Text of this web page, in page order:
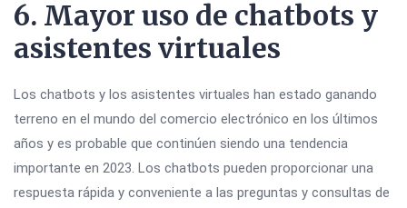
6. Mayor uso de chatbots y
asistentes virtuales
Los chatbots y los asistentes virtuales han estado ganando
terreno en el mundo del comercio electrónico en los últimos
años y es probable que continúen siendo una tendencia
importante en 2023. Los chatbots pueden proporcionar una
respuesta rápida y conveniente a las preguntas y consultas de